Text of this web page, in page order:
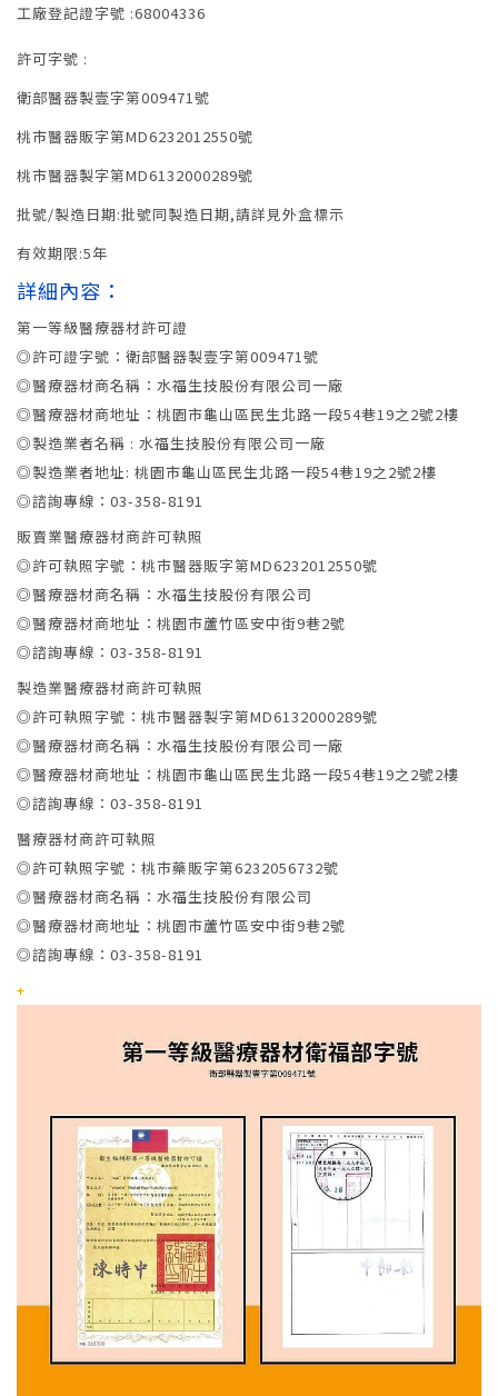
工廠登記證字號 :68004336
許可字號 :
衛部醫器製壹字第009471號
桃市醫器販字第MD6232012550號
桃市醫器製字第MD6132000289號
批號/製造日期:批號同製造日期,請詳見外盒標示
有效期限:5年
詳細內容：
第一等級醫療器材許可證
◎許可證字號：衛部醫器製壹字第009471號
◎醫療器材商名稱：水福生技股份有限公司一廠
◎醫療器材商地址：桃園市龜山區民生北路一段54巷19之2號2樓
◎製造業者名稱 : 水福生技股份有限公司一廠
◎製造業者地址: 桃園市龜山區民生北路一段54巷19之2號2樓
◎諮詢專線：03-358-8191
販賣業醫療器材商許可執照
◎許可執照字號：桃市醫器販字第MD6232012550號
◎醫療器材商名稱：水福生技股份有限公司
◎醫療器材商地址：桃園市蘆竹區安中街9巷2號
◎諮詢專線：03-358-8191
製造業醫療器材商許可執照
◎許可執照字號：桃市醫器製字第MD6132000289號
◎醫療器材商名稱：水福生技股份有限公司一廠
◎醫療器材商地址：桃園市龜山區民生北路一段54巷19之2號2樓
◎諮詢專線：03-358-8191
醫療器材商許可執照
◎許可執照字號：桃市藥販字第6232056732號
◎醫療器材商名稱：水福生技股份有限公司
◎醫療器材商地址：桃園市蘆竹區安中街9巷2號
◎諮詢專線：03-358-8191
+